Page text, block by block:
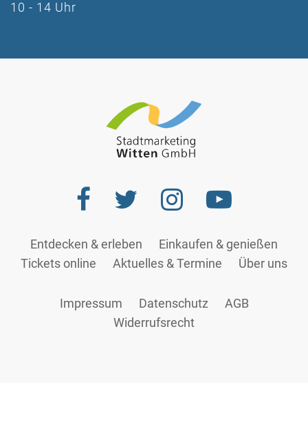
10 - 14 Uhr
Entdecken & erleben
Einkaufen & genießen
Tickets online
Aktuelles & Termine Über uns
Impressum Datenschutz
AGB
Widerrufsrecht